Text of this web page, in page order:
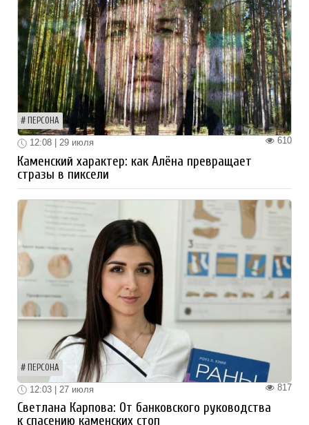
ПЕРСОНА
610
12:08 | 29 июля
Каменский характер: как Алёна превращает
стразы в пиксели
ПЕРСОНА
817
12:03 | 27 июля
Светлана Карпова: От банковского руководства
к спасению каменских стоп